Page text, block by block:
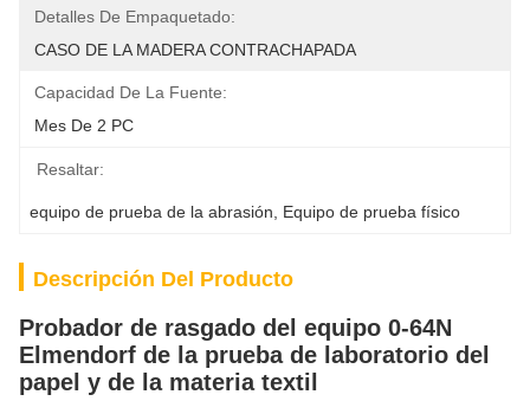
Detalles De Empaquetado:
CASO DE LA MADERA CONTRACHAPADA
Capacidad De La Fuente:
Mes De 2 PC
Resaltar:
equipo de prueba de la abrasión Equipo de prueba físico
Descripción Del Producto
Probador de rasgado del equipo 0-64N
Elmendorf de la prueba de laboratorio del
papel y de la materia textil